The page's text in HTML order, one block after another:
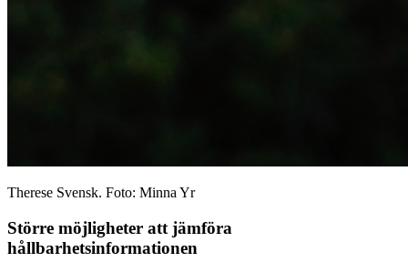
Therese Svensk. Foto: Minna Yr
Större möjligheter att jämföra
hållbarhetsinformationen